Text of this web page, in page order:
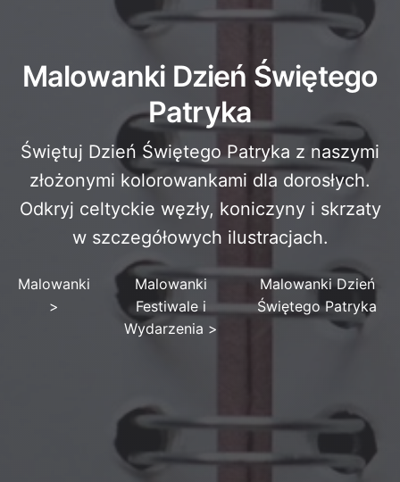
Malowanki Dzień Świętego
Patryka
Świętuj Dzień Świętego Patryka z naszymi
złożonymi kolorowankami dla dorosłych.
Odkryj celtyckie węzły, koniczyny i skrzaty
w szczegółowych ilustracjach.
Malowanki
>
Malowanki
Festiwale i
Wydarzenia >
Malowanki Dzień
Świętego Patryka